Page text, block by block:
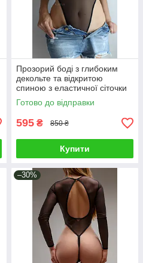
Прозорий боді з глибоким
декольте та відкритою
спиною з еластичної сіточки
Готово до відправки
595 ₴ 850 ₴
Купити
–30%